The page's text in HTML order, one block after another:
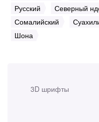
3D шрифты
Русский
Северный
Сомалийский
Шона